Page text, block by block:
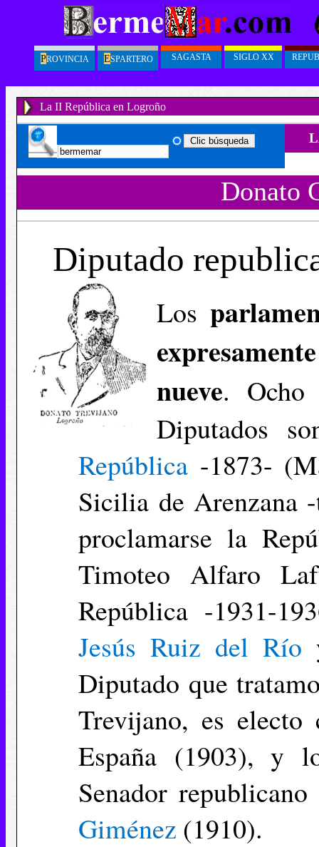
PROVINCIA ESPARTERO SAGASTA SIGLO XX
La II República en Logroño
Donato
Diputado
Los
nueve. Ocho
Diputados
República -1873-
Sicilia de Arenzana
proclamarse la
Timoteo Alfaro
República -1931-
Jesús Ruiz del Río
Diputado que
Trevijano, es electo
España (1903), y
Senador
Giménez (1910).